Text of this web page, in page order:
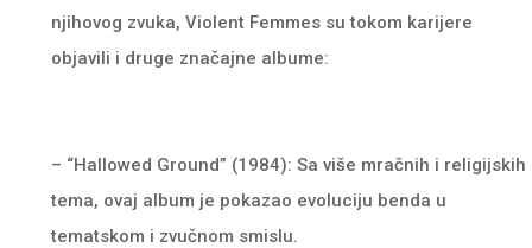
njihovog zvuka, Violent Femmes su tokom karijere
objavili i druge značajne albume:
– “Hallowed Ground” (1984): Sa više mračnih i religijskih
tema, ovaj album je pokazao evoluciju benda u
tematskom i zvučnom smislu.